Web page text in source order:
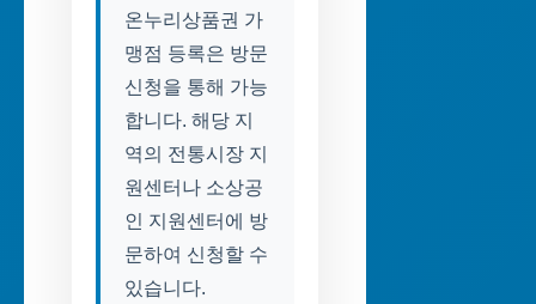
온누리상품권 가
맹점 등록은 방문
신청을 통해 가능
합니다. 해당 지
역의 전통시장 지
원센터나 소상공
인 지원센터에 방
문하여 신청할 수
있습니다.